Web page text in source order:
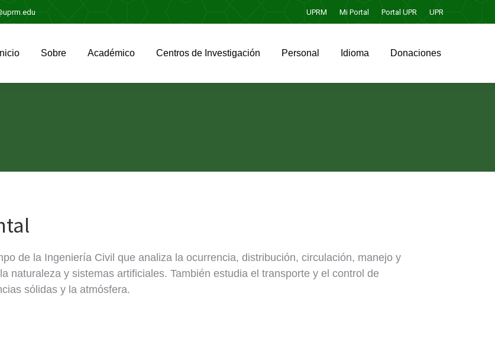
UPRM Mi Portal Portal UPR UPR
Inicio Sobre Académico Centros de Investigación Personal Idioma Donaciones
de la Ingeniería Civil que analiza la ocurrencia, distribución, circulación, manejo y
naturaleza y sistemas artificiales. También estudia el transporte y el control de
sólidas y la atmósfera.